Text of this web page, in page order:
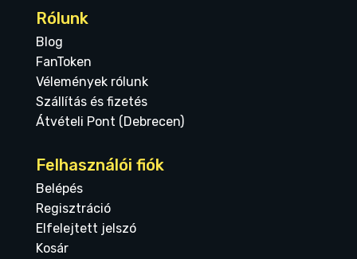
Rólunk
Blog
FanToken
Vélemények rólunk
Szállítás és fizetés
Átvételi Pont (Debrecen)
Felhasználói fiók
Belépés
Regisztráció
Elfelejtett jelszó
Kosár